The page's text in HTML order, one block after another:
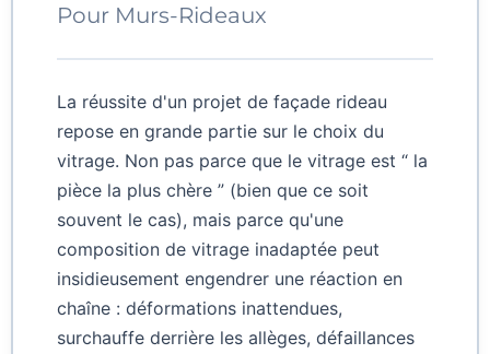
Pour Murs-Rideaux
La réussite d'un projet de façade rideau
repose en grande partie sur le choix du
vitrage. Non pas parce que le vitrage est “ la
pièce la plus chère ” (bien que ce soit
souvent le cas), mais parce qu'une
composition de vitrage inadaptée peut
insidieusement engendrer une réaction en
chaîne : déformations inattendues,
surchauffe derrière les allèges, défaillances